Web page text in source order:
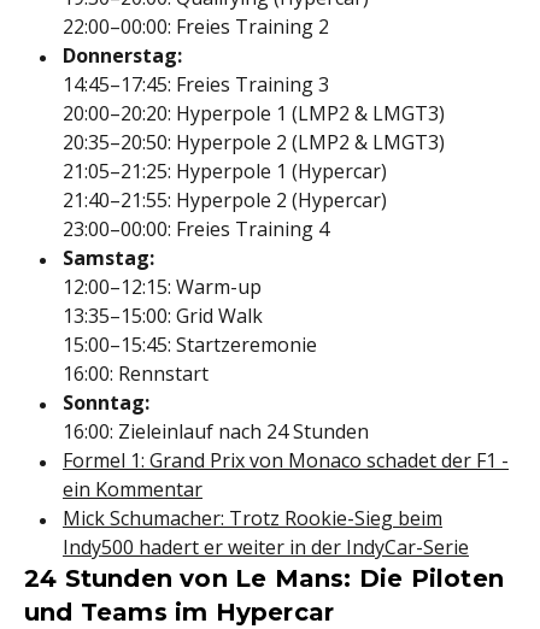
22:00–00:00: Freies Training 2
Donnerstag:
14:45–17:45: Freies Training 3
20:00–20:20: Hyperpole 1 (LMP2 & LMGT3)
20:35–20:50: Hyperpole 2 (LMP2 & LMGT3)
21:05–21:25: Hyperpole 1 (Hypercar)
21:40–21:55: Hyperpole 2 (Hypercar)
23:00–00:00: Freies Training 4
Samstag:
12:00–12:15: Warm-up
13:35–15:00: Grid Walk
15:00–15:45: Startzeremonie
16:00: Rennstart
Sonntag:
16:00: Zieleinlauf nach 24 Stunden
Formel 1: Grand Prix von Monaco schadet der F1 -
ein Kommentar
Mick Schumacher: Trotz Rookie-Sieg beim
Indy500 hadert er weiter in der IndyCar-Serie
24 Stunden von Le Mans: Die Piloten
und Teams im Hypercar